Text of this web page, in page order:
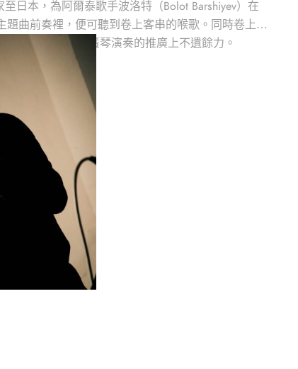
日本，為阿爾泰歌手波洛特（Bolot Barshiyev）在
曲前奏裡，便可聽到卷上客串的喉歌。同時卷上也
似樂器），在口簧琴演奏的推廣上不遺餘力。